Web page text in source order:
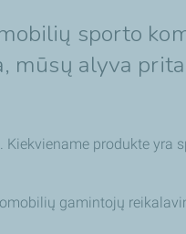
sporto
mūsų alyva
produkte yra
gamintojų